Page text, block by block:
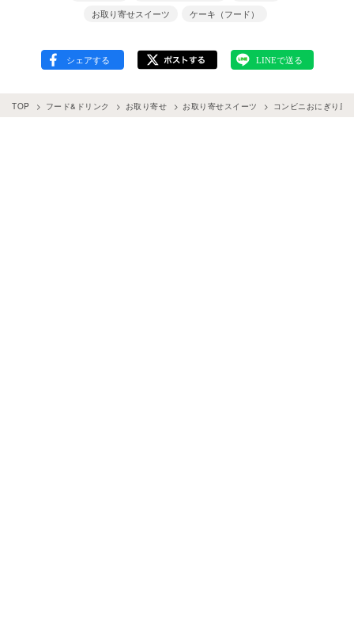
お取り寄せスイーツ
ケーキ（フード）
TOP フード&ドリンク お取り寄せ お取り寄せスイーツ コンビニおにぎり風